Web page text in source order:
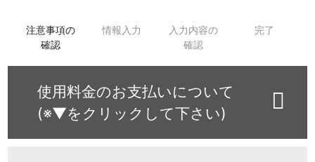
注意事項の
確認
情報入力
入力内容の
確認
完了
使用料金のお支払いについて
(※▼をクリックして下さい)